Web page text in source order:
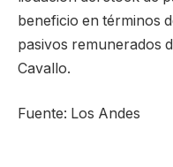
beneficio en términos
pasivos remunerados
Cavallo.
Fuente: Los Andes